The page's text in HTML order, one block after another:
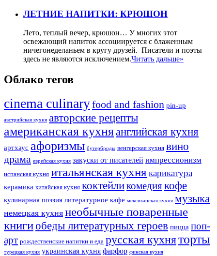
ЛЕТНИЕ НАПИТКИ: КРЮШОН
Лето, теплый вечер, крюшон… У многих этот
освежающий напиток ассоциируется с блаженным
ничегонеделаньем в кругу друзей. Писатели и поэты
здесь не являются исключением.Читать дальше»
Облако тегов
cinema culinaryfood аnd fashion pin-up
австрийская кухня авторские рецепты
американская кухняанглийская кухня
артхаус афоризмы бутерброды венгерская кухня вино
драма еврейская кухня закуски от писателей импрессионизм
испанская кухня итальянская кухня карикатура
керамика китайская кухня коктейликомедиякофе
кулинарная поэзия литературное кафе мексиканская кухня музыка
немецкая кухня необычные поваренные
книгиобеды литературных героев пицца поп-
арт рождественские напитки и еда русская кухняторты
турецкая кухня украинская кухня фарфор финская кухня